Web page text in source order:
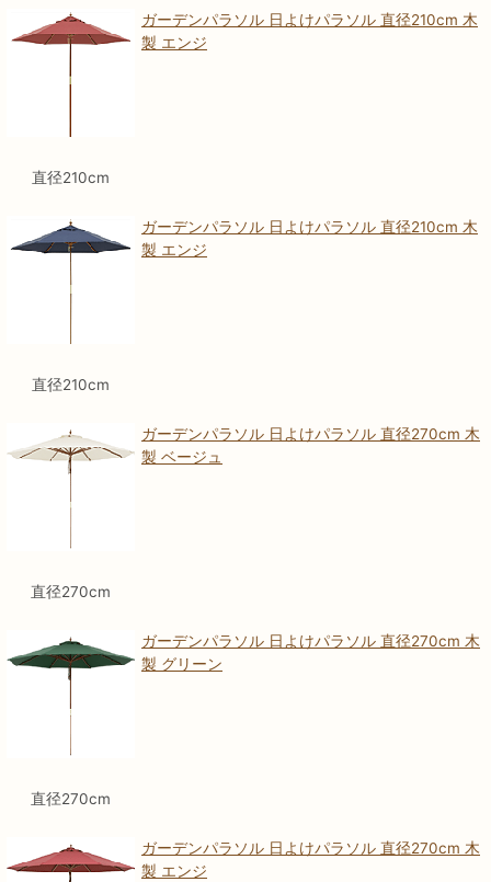
直径210cm
ガーデンパラソル 日よけパラソル 直径210cm 木
製 エンジ
直径210cm
ガーデンパラソル 日よけパラソル 直径210cm 木
製 エンジ
直径270cm
ガーデンパラソル 日よけパラソル 直径270cm 木
製 ベージュ
直径270cm
ガーデンパラソル 日よけパラソル 直径270cm 木
製 グリーン
ガーデンパラソル 日よけパラソル 直径270cm 木
製 エンジ